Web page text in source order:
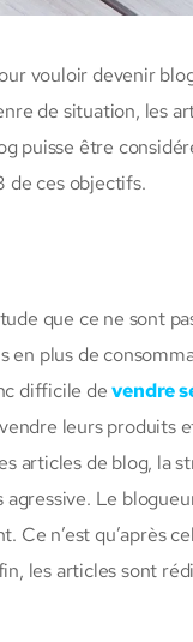
vouloir devenir
de situation, les
puisse être
de ces objectifs.
que ce ne sont
en plus de
difficile devendre
leurs produits
articles de blog, la
agressive. Le
n’est qu’après
les articles sont